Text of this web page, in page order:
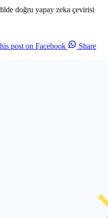
doğru yapay zeka çevirisi
post on Facebook
Share